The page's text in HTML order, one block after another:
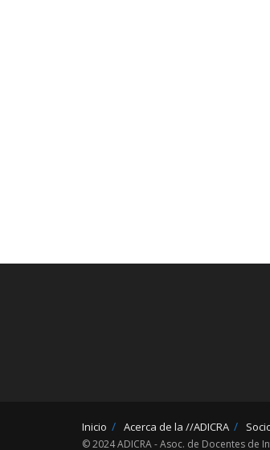
Inicio Acerca de la //ADICRA
© 2024 ADICRA - Asoc. de Docentes de